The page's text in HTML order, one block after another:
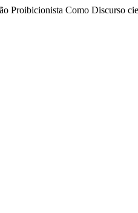
Proibicionista Como Discurso